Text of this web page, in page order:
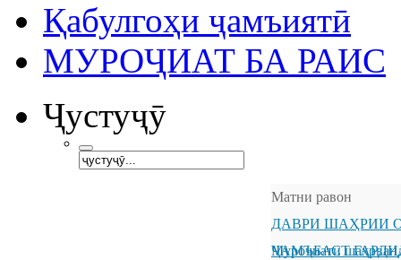
Қабулгоҳи ҷамъиятӣ
МУРОҶИАТ БА РАИС
Ҷустуҷӯ
Матни равон
ДАВРИ ШАҲРИИ
ҶАМЪБАСТ
Муроҷиати